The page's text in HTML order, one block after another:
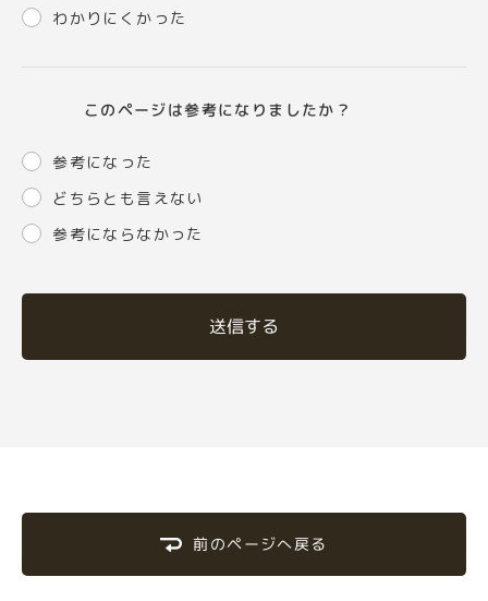
わかりにくかった
このページは参考になりましたか？
参考になった
どちらとも言えない
参考にならなかった
送信する
前のページへ戻る